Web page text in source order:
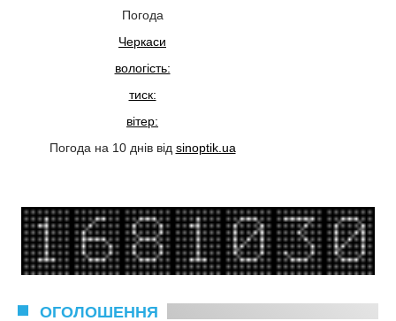
Погода
Черкаси
вологість:
тиск:
вітер:
Погода на 10 днів від sinoptik.ua
ОГОЛОШЕННЯ